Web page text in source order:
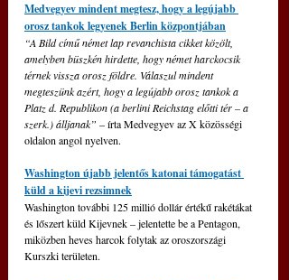
Medvegyev mindent megtesz, hogy a legújabb
orosz tankok legyenek Berlin központjában
“A Bild című német lap revanchista cikket közölt,
amelyben büszkén hirdette, hogy német harckocsik
térnek vissza orosz földre. Válaszul mindent
megteszünk azért, hogy a legújabb orosz tankok a
Platz d. Republikon (a berlini Reichstag előtti tér – a
szerk.) álljanak” – írta Medvegyev az X közösségi
oldalon angol nyelven.
Washington újabb jelentős katonai támogatást
küld a kijevi rezsimnek
Washington további 125 millió dollár értékű rakétákat
és lőszert küld Kijevnek – jelentette be a Pentagon,
miközben heves harcok folytak az oroszországi
Kurszki területen.